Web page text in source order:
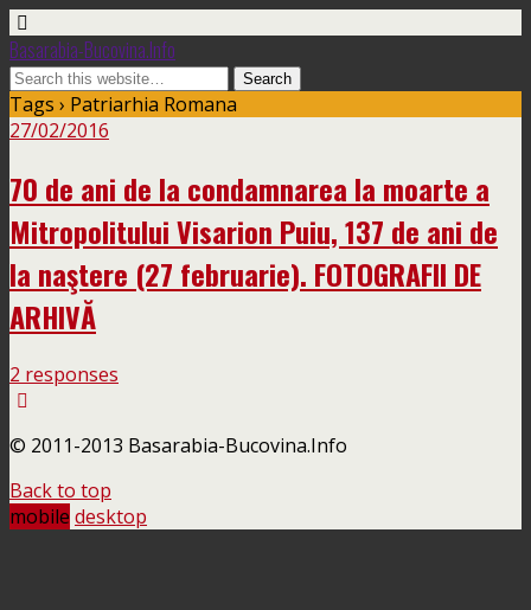
Basarabia-Bucovina.Info
Tags › Patriarhia Romana
27/02/2016
70 de ani de la condamnarea la moarte a
Mitropolitului Visarion Puiu, 137 de ani de
la naştere (27 februarie). FOTOGRAFII DE
ARHIVĂ
2 responses
© 2011-2013 Basarabia-Bucovina.Info
Back to top
mobile desktop